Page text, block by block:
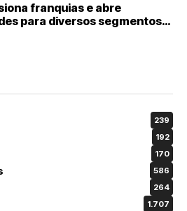
franquias e abre
para diversos segmentos
239
192
170
586
264
1.707